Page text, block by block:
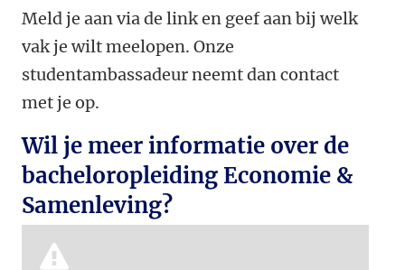
Meld je aan via de link en geef aan bij welk
vak je wilt meelopen. Onze
studentambassadeur neemt dan contact
met je op.
Wil je meer informatie over de
bacheloropleiding Economie &
Samenleving?